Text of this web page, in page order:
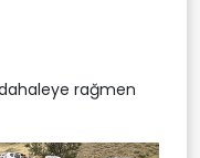
rağmen